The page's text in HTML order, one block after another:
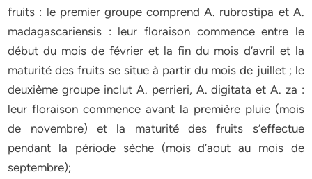
fruits : le premier groupe comprend A. rubrostipa et A.
madagascariensis : leur floraison commence entre le
début du mois de février et la fin du mois d’avril et la
maturité des fruits se situe à partir du mois de juillet ; le
deuxième groupe inclut A. perrieri, A. digitata et A. za :
leur floraison commence avant la première pluie (mois
de novembre) et la maturité des fruits s’effectue
pendant la période sèche (mois d’aout au mois de
septembre);